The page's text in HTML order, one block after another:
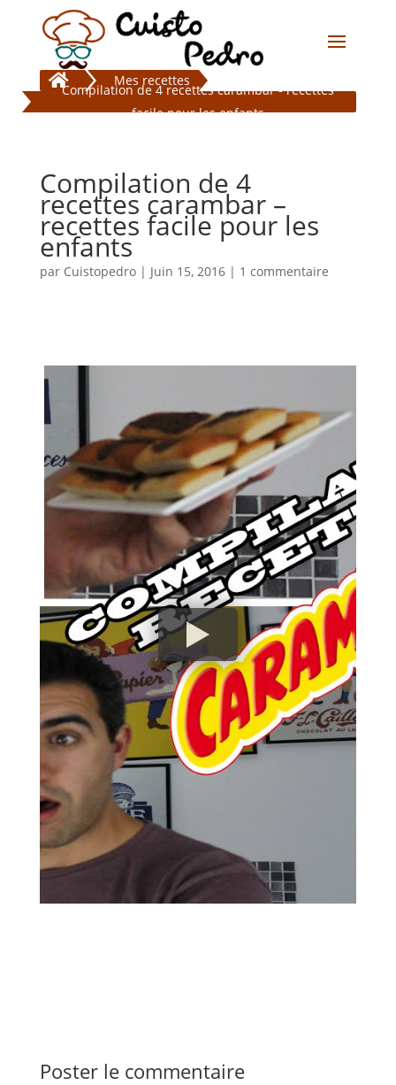
 Mes recettes
Compilation de 4 recettes carambar - recettes
facile pour les enfants
Compilation de 4
recettes carambar –
recettes facile pour les
enfants
par Cuistopedro| Juin 15, 2016| 1 commentaire
Poster le commentaire